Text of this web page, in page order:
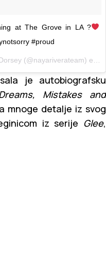
at The Grove in LA ?
#proud
je autobiografsku
Mistakes and
mnoge detalje iz svog
iz serije Glee,